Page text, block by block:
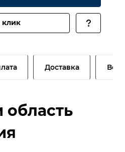
клик
Доставка
область